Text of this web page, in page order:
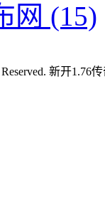
网 (15)
新开1.76